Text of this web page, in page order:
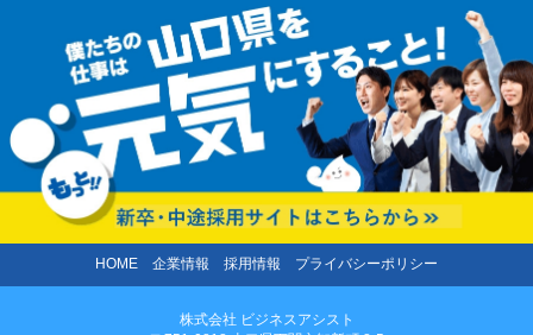
HOME 企業情報 採用情報 プライバシーポリシー
株式会社 ビジネスアシスト